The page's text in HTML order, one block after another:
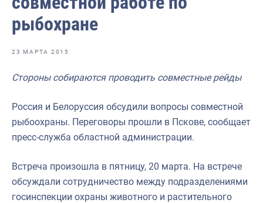
Отраслевые СМИ
Выставки и конференции
Научно-практическая литература
Рыбоохрана России
Инфографика
Большая африканская экспедиция
Укрепление духовно-нравственных ценностей
События в России и мире
рыбохране
23 МАРТА 2015
Стороны собираются проводить совместные рейды
Россия и Белоруссия обсудили вопросы совместной
рыбоохраны. Переговоры прошли в Пскове, сообщает
пресс-служба областной администрации.
Встреча произошла в пятницу, 20 марта. На встрече
обсуждали сотрудничество между подразделениями
госинспекции охраны животного и растительного